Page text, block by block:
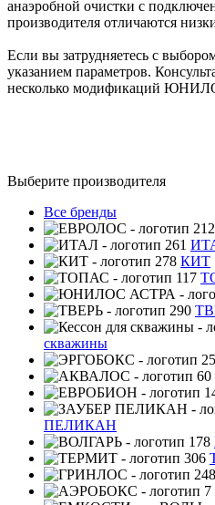
анаэробной очистки с
производителя отличаются
Если вы затрудняетесь с
указанием параметров.
несколько модификаций
Выберите производителя
Все бренды
КИТ
скважины
ПЕЛИКАН